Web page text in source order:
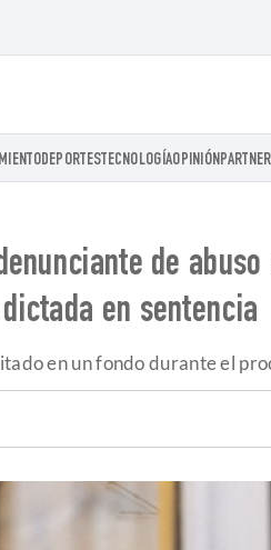
DEPORTESTECNOLOGÍAOPINIÓN
de
en sentencia
en un fondo durante el